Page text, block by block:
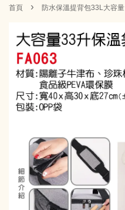
首頁 › 防水保溫提背包33L大容量